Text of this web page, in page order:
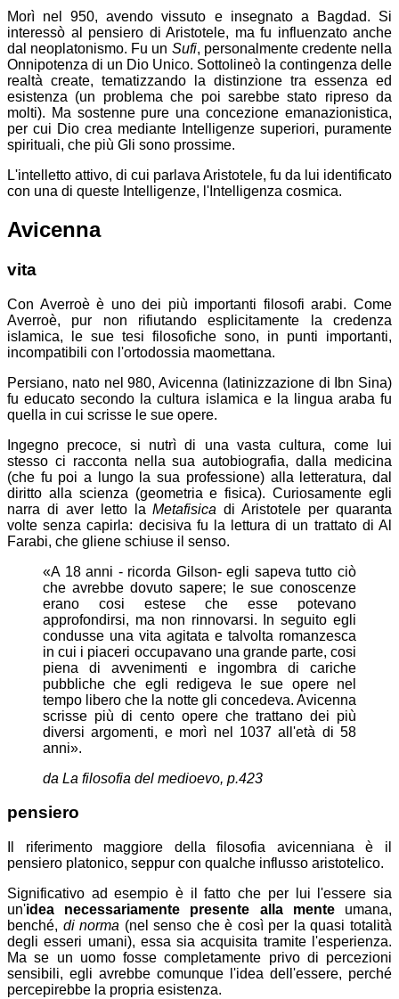
Morì nel 950, avendo vissuto e insegnato a Bagdad. Si
interessò al pensiero di Aristotele, ma fu influenzato anche
dal neoplatonismo. Fu un Sufi, personalmente credente nella
Onnipotenza di un Dio Unico. Sottolineò la contingenza delle
realtà create, tematizzando la distinzione tra essenza ed
esistenza (un problema che poi sarebbe stato ripreso da
molti). Ma sostenne pure una concezione emanazionistica,
per cui Dio crea mediante Intelligenze superiori, puramente
spirituali, che più Gli sono prossime.
L'intelletto attivo, di cui parlava Aristotele, fu da lui identificato
con una di queste Intelligenze, l'Intelligenza cosmica.
Avicenna
vita
Con Averroè è uno dei più importanti filosofi arabi. Come
Averroè, pur non rifiutando esplicitamente la credenza
islamica, le sue tesi filosofiche sono, in punti importanti,
incompatibili con l'ortodossia maomettana.
Persiano, nato nel 980, Avicenna (latinizzazione di Ibn Sina)
fu educato secondo la cultura islamica e la lingua araba fu
quella in cui scrisse le sue opere.
Ingegno precoce, si nutrì di una vasta cultura, come lui
stesso ci racconta nella sua autobiografia, dalla medicina
(che fu poi a lungo la sua professione) alla letteratura, dal
diritto alla scienza (geometria e fisica). Curiosamente egli
narra di aver letto laMetafisica di Aristotele per quaranta
volte senza capirla: decisiva fu la lettura di un trattato di Al
Farabi, che gliene schiuse il senso.
«A 18 anni - ricorda Gilson- egli sapeva tutto ciò
che avrebbe dovuto sapere; le sue conoscenze
erano cosi estese che esse potevano
approfondirsi, ma non rinnovarsi. In seguito egli
condusse una vita agitata e talvolta romanzesca
in cui i piaceri occupavano una grande parte, cosi
piena di avvenimenti e ingombra di cariche
pubbliche che egli redigeva le sue opere nel
tempo libero che la notte gli concedeva. Avicenna
scrisse più di cento opere che trattano dei più
diversi argomenti, e morì nel 1037 all'età di 58
anni».
da La filosofia del medioevo, p.423
pensiero
Il riferimento maggiore della filosofia avicenniana è il
pensiero platonico, seppur con qualche influsso aristotelico.
Significativo ad esempio è il fatto che per lui l'essere sia
un'idea necessariamente presente alla menteumana,
benché, di norma (nel senso che è così per la quasi totalità
degli esseri umani), essa sia acquisita tramite l'esperienza.
Ma se un uomo fosse completamente privo di percezioni
sensibili, egli avrebbe comunque l'idea dell'essere, perché
percepirebbe la propria esistenza.